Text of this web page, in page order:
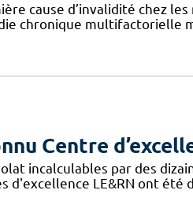
cause d’invalidité chez
chronique multifactorielle
Centre
incalculables par des
LE&RN ont été